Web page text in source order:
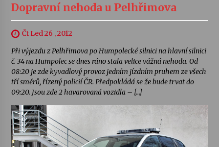
Dopravní nehoda u Pelhřimova
Čt Led 26 , 2012
Při výjezdu z Pelhřimova po Humpolecké silnici na hlavní silnici
č. 34 na Humpolec se dnes ráno stala velice vážná nehoda. Od
08:20 je zde kyvadlový provoz jedním jízdním pruhem ze všech
tří směrů, řízený policií ČR. Předpokládá se že bude trvat do
09:20. Jsou zde 2 havarovaná vozidla – […]